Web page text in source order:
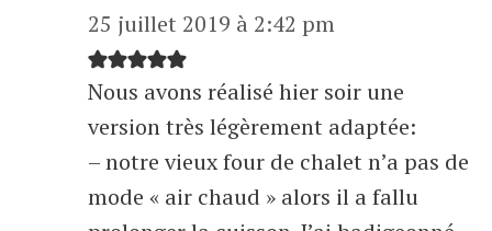
25 juillet 2019 à 2:42 pm
Nous avons réalisé hier soir une
version très légèrement adaptée:
– notre vieux four de chalet n’a pas de
mode « air chaud » alors il a fallu